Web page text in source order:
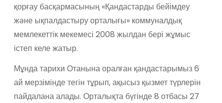
қорғау басқармасының «Қандастарды бейімдеу
және ықпалдастыру орталығы» коммуналдық
мемлекеттік мекемесі 2008 жылдан бері жұмыс
істеп келе жатыр.
Мұнда тарихи Отанына оралған қандастарымыз 6
ай мерзімінде тегін тұрып, ақысыз қызмет түрлерін
пайдалана алады. Орталықта бүгінде 8 отбасы 27